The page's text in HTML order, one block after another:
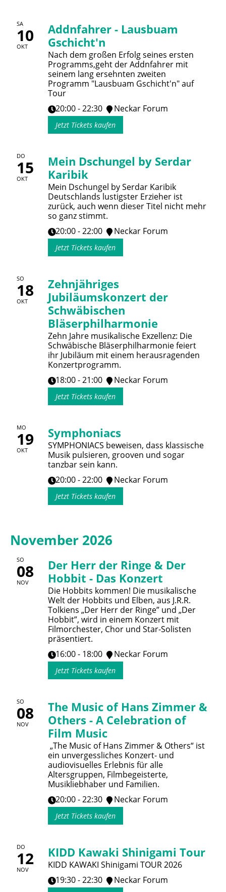
SA
10
OKT
Addnfahrer - Lausbuam
Gschicht'n
Nach dem großen Erfolg seines ersten
Programms,geht der Addnfahrer mit
seinem lang ersehnten zweiten
Programm "Lausbuam Gschicht'n" auf
Tour
20:00 - 22:30
Neckar Forum
Jetzt Tickets kaufen
DO
15
OKT
Mein Dschungel by Serdar
Karibik
Mein Dschungel by Serdar Karibik
Deutschlands lustigster Erzieher ist
zurück, auch wenn dieser Titel nicht mehr
so ganz stimmt.
20:00 - 22:00
Neckar Forum
Jetzt Tickets kaufen
SO
18
OKT
Zehnjähriges
Jubiläumskonzert der
Schwäbischen
Bläserphilharmonie
Zehn Jahre musikalische Exzellenz: Die
Schwäbische Bläserphilharmonie feiert
ihr Jubiläum mit einem herausragenden
Konzertprogramm.
18:00 - 21:00
Neckar Forum
Jetzt Tickets kaufen
MO
19
OKT
Symphoniacs
SYMPHONIACS beweisen, dass klassische
Musik pulsieren, grooven und sogar
tanzbar sein kann.
20:00 - 22:00
Neckar Forum
Jetzt Tickets kaufen
November 2026
SO
08
NOV
Der Herr der Ringe & Der
Hobbit - Das Konzert
Die Hobbits kommen! Die musikalische
Welt der Hobbits und Elben, aus J.R.R.
Tolkiens „Der Herr der Ringe” und „Der
Hobbit”, wird in einem Konzert mit
Filmorchester, Chor und Star-Solisten
präsentiert.
16:00 - 18:00
Neckar Forum
Jetzt Tickets kaufen
SO
08
NOV
The Music of Hans Zimmer &
Others - A Celebration of
Film Music
„The Music of Hans Zimmer & Others“ ist
ein unvergessliches Konzert- und
audiovisuelles Erlebnis für alle
Altersgruppen, Filmbegeisterte,
Musikliebhaber und Familien.
20:00 - 22:30
Neckar Forum
Jetzt Tickets kaufen
DO
12
NOV
KIDD Kawaki Shinigami Tour
KIDD KAWAKI Shinigami TOUR 2026
19:30 - 22:30
Neckar Forum